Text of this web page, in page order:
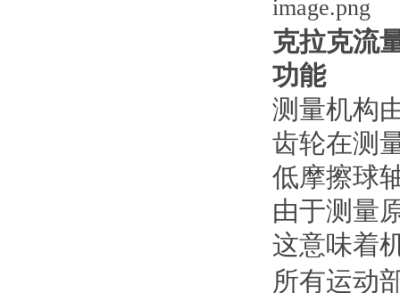
克拉克流
功能
测量机构
齿轮在测
低摩擦球
由于测量
这意味着
所有运动